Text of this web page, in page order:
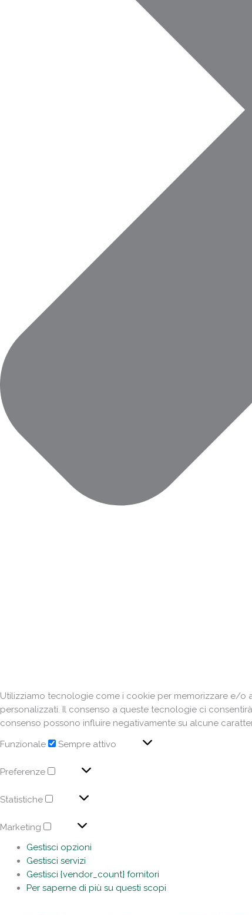
Utilizziamo tecnologie come i cookie per memorizzare e/o
personalizzati. Il consenso a queste tecnologie ci
consenso possono influire negativamente su alcune
Funzionale
Sempre attivo
Preferenze
Statistiche
Marketing
Gestisci opzioni
Gestisci servizi
Gestisci {vendor_count} fornitori
Per saperne di più su questi scopi